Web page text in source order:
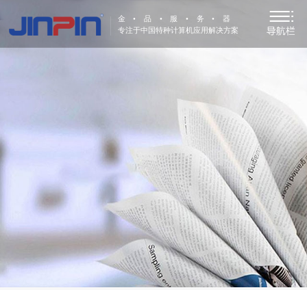
金•品•服•务•器
专注于中国特种计算机应用解决方案